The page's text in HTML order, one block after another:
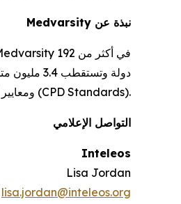
نبذة عن Medvarsity
من مجلس اعتماد التعليم الطبي المستمر (ACCME)، ومجلس الاعتماد البريطاني (BAC)، ومعايير التطوير المهني المستمر في المملكة المتحدة (CPD Standards).
التواصل الإعلامي
Inteleos
Lisa Jordan
lisa.jordan@inteleos.org